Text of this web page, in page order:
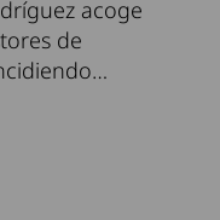
acoge
de